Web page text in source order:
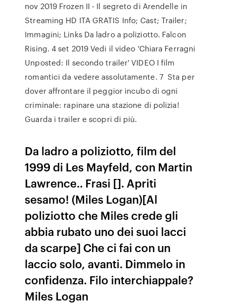
nov 2019 Frozen II - Il segreto di Arendelle in
Streaming HD ITA GRATIS Info; Cast; Trailer;
Immagini; Links Da ladro a poliziotto. Falcon
Rising. 4 set 2019 Vedi il video 'Chiara Ferragni
Unposted: Il secondo trailer' VIDEO I film
romantici da vedere assolutamente. 7 Sta per
dover affrontare il peggior incubo di ogni
criminale: rapinare una stazione di polizia!
Guarda i trailer e scopri di più.
Da ladro a poliziotto, film del
1999 di Les Mayfeld, con Martin
Lawrence.. Frasi []. Apriti
sesamo! (Miles Logan)[Al
poliziotto che Miles crede gli
abbia rubato uno dei suoi lacci
da scarpe] Che ci fai con un
laccio solo, avanti. Dimmelo in
confidenza. Filo interchiappale?
Miles Logan